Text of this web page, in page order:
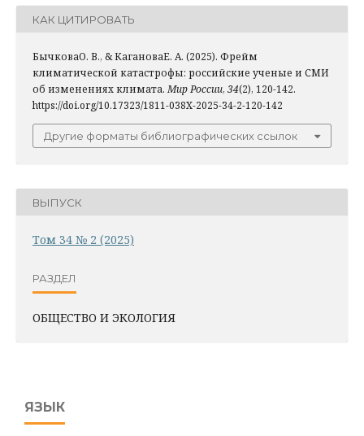
КАК ЦИТИРОВАТЬ
БычковаО. В., & КагановаЕ. А. (2025). Фрейм
климатической катастрофы: российские ученые и СМИ
об изменениях климата. Мир России, 34(2), 120-142.
https://doi.org/10.17323/1811-038X-2025-34-2-120-142
Другие форматы библиографических ссылок
ВЫПУСК
Том 34 № 2 (2025)
РАЗДЕЛ
ОБЩЕСТВО И ЭКОЛОГИЯ
ЯЗЫК